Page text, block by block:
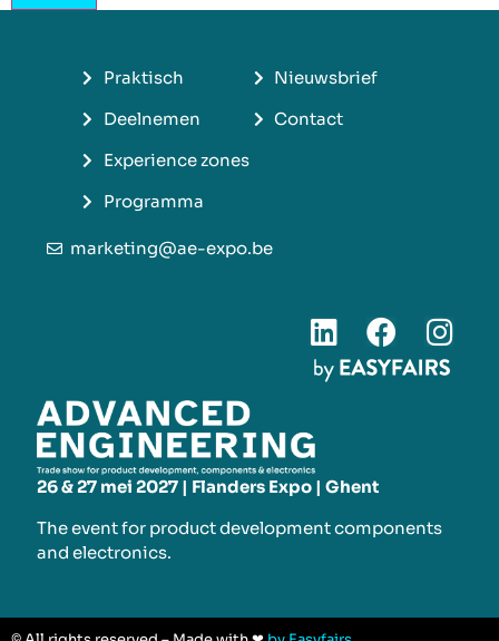
26 & 27 mei 2027 | Flanders Expo | Ghent
The event for product development components
and electronics.
Praktisch
Deelnemen
Experience zones
Programma
Nieuwsbrief
Contact
marketing@ae-expo.be